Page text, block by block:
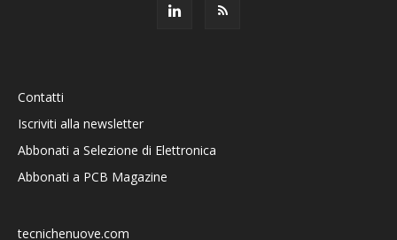
Contatti
Iscriviti alla newsletter
Abbonati a Selezione di Elettronica
Abbonati a PCB Magazine
tecnichenuove.com